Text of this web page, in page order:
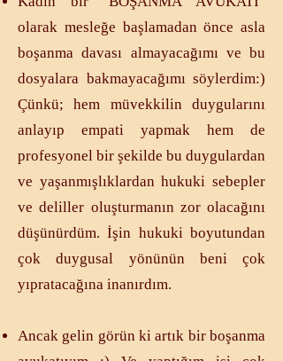
olarak mesleğe başlamadan önce asla
boşanma davası almayacağımı ve bu
dosyalara bakmayacağımı söylerdim:)
Çünkü; hem müvekkilin duygularını
anlayıp empati yapmak hem de
profesyonel bir şekilde bu duygulardan
ve yaşanmışlıklardan hukuki sebepler
ve deliller oluşturmanın zor olacağını
düşünürdüm.​ İşin hukuki boyutundan
çok duygusal yönünün beni çok
yıpratacağına inanırdım.​
Ancak gelin görün ki artık bir boşanma